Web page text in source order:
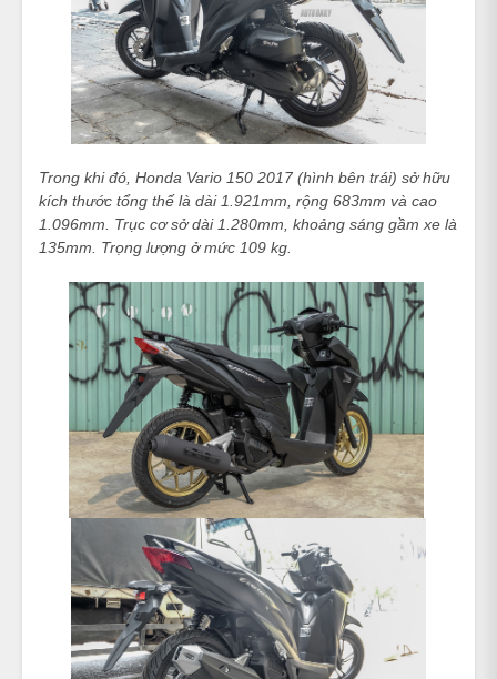
Trong khi đó, Honda Vario 150 2017 (hình bên trái) sở hữu
kích thước tổng thế là dài 1.921mm, rộng 683mm và cao
1.096mm. Trục cơ sở dài 1.280mm, khoảng sáng gầm xe là
135mm. Trọng lượng ở mức 109 kg.